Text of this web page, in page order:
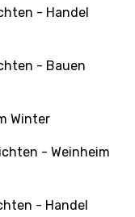
- Handel
- Bauen
Winter
- Weinheim
- Handel